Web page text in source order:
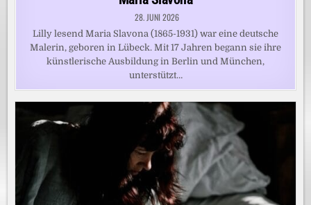
28. JUNI 2026
Lilly lesend Maria Slavona (1865-1931) war eine deutsche
Malerin, geboren in Lübeck. Mit 17 Jahren begann sie ihre
künstlerische Ausbildung in Berlin und München,
unterstützt…